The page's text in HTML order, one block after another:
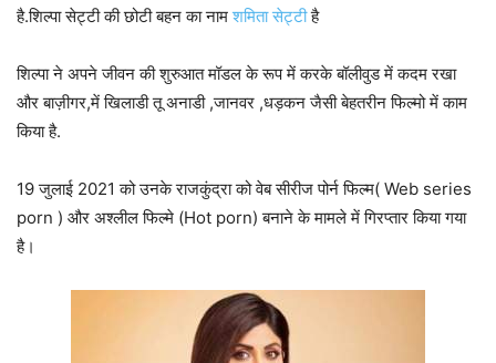
है.शिल्पा सेट्टी की छोटी बहन का नामशमिता सेट्टीहै
शिल्पा ने अपने जीवन की शुरुआत मॉडल के रूप में करके बॉलीवुड में कदम रखा
और बाज़ीगर,में खिलाडी तू अनाडी ,जानवर ,धड़कन जैसी बेहतरीन फिल्मो में काम
किया है.
19 जुलाई 2021 को उनके राजकुंद्रा को वेब सीरीज पोर्न फिल्म( Web series
porn ) और अश्लील फिल्मे (Hot porn) बनाने के मामले में गिरप्तार किया गया
है।